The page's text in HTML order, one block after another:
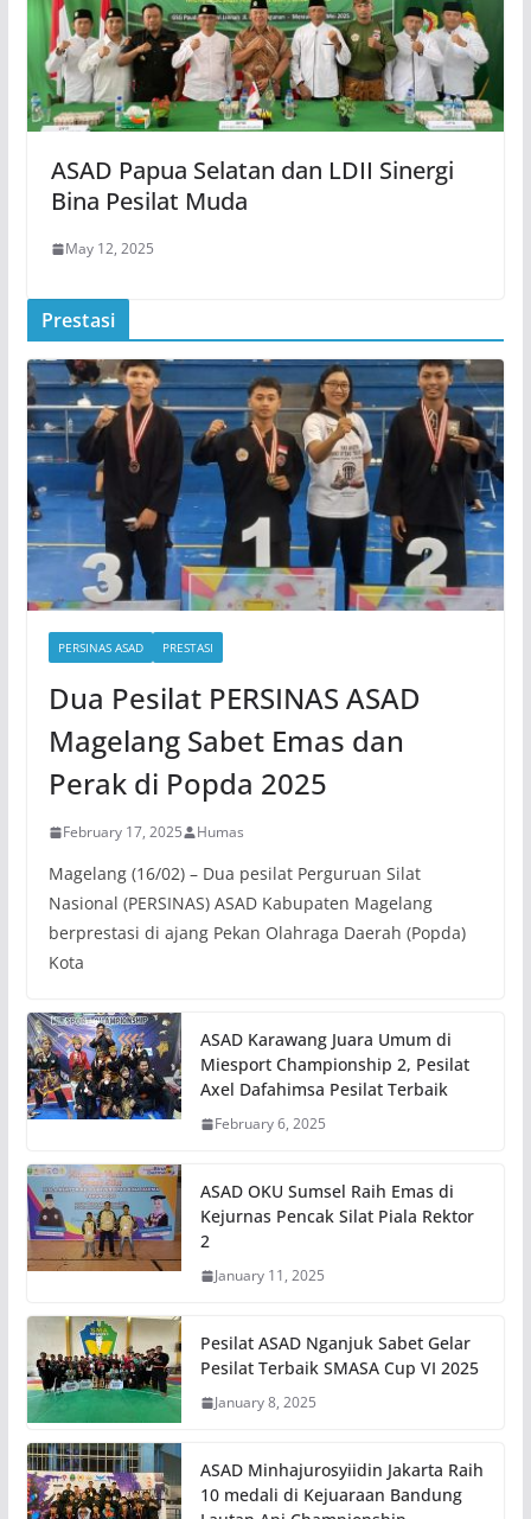
ASAD Papua Selatan dan LDII Sinergi
Bina Pesilat Muda
May 12, 2025
Prestasi
PERSINAS ASAD PRESTASI
Dua Pesilat PERSINAS ASAD
Magelang Sabet Emas dan
Perak di Popda 2025
February 17, 2025 Humas
Magelang (16/02) – Dua pesilat Perguruan Silat
Nasional (PERSINAS) ASAD Kabupaten Magelang
berprestasi di ajang Pekan Olahraga Daerah (Popda)
Kota
ASAD Karawang Juara Umum di
Miesport Championship 2, Pesilat
Axel Dafahimsa Pesilat Terbaik
February 6, 2025
ASAD OKU Sumsel Raih Emas di
Kejurnas Pencak Silat Piala Rektor
2
January 11, 2025
Pesilat ASAD Nganjuk Sabet Gelar
Pesilat Terbaik SMASA Cup VI 2025
January 8, 2025
ASAD Minhajurosyiidin Jakarta Raih
10 medali di Kejuaraan Bandung